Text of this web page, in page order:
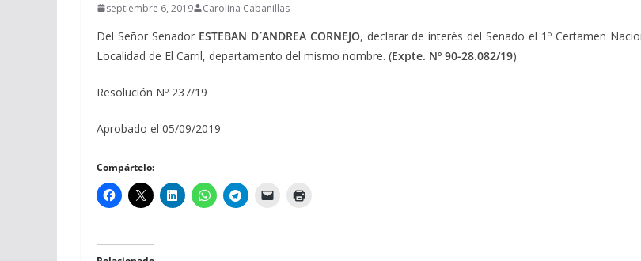
septiembre 6, 2019 Carolina Cabanillas
Del Señor Senador ESTEBAN D´ANDREA CORNEJO, declarar de interés del Senado el 1º Certamen
Localidad de El Carril, departamento del mismo nombre. (Expte. Nº 90-28.082/19)
Resolución Nº 237/19
Aprobado el 05/09/2019
Compártelo: